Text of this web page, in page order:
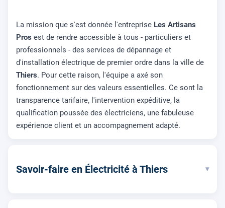
La mission que s'est donnée l'entreprise Les Artisans
Pros est de rendre accessible à tous - particuliers et
professionnels - des services de dépannage et
d'installation électrique de premier ordre dans la ville de
Thiers. Pour cette raison, l'équipe a axé son
fonctionnement sur des valeurs essentielles. Ce sont la
transparence tarifaire, l'intervention expéditive, la
qualification poussée des électriciens, une fabuleuse
expérience client et un accompagnement adapté.
Savoir-faire en Électricité à Thiers ▾